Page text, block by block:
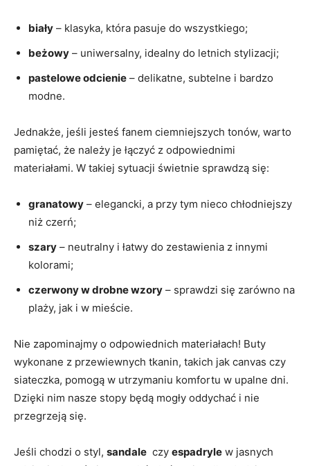
biały – klasyka, która pasuje do wszystkiego;
beżowy – uniwersalny, idealny do letnich stylizacji;
pastelowe odcienie – delikatne, subtelne i bardzo
modne.
Jednakże,⁣ jeśli jesteś fanem ciemniejszych tonów, warto
pamiętać, że należy je łączyć ‌z odpowiednimi
materiałami.⁤ W takiej ‍sytuacji świetnie sprawdzą⁤ się:
granatowy – ⁤elegancki,‍ a przy tym ‍nieco chłodniejszy
niż czerń;
szary – neutralny i łatwy do zestawienia z​ innymi
kolorami;
czerwony w drobne wzory – sprawdzi się zarówno na
plaży, jak i w mieście.
Nie zapominajmy ⁣o ‍odpowiednich materiałach!​ Buty
wykonane‍ z ⁢przewiewnych tkanin,⁤ takich jak canvas czy
‌siateczka, pomogą ⁤w utrzymaniu ⁢komfortu w upalne dni.
Dzięki nim nasze stopy będą mogły oddychać i nie
⁤przegrzeją ‍się.
Jeśli chodzi o⁤ styl, sandale ⁢ czy espadryle w jasnych